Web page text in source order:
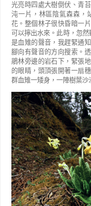
光亮時四處大樹倒伏、青
沌一片，林區陰氣森森，
花。整個林子很快昏暗一
可以擰出水來。此時，忽
是血雉的聲音，我趕緊通
腳向有聲音的方向搜索。
鵑林旁邊的岩石下，緊張
的眼睛，頭頂張開著一扇
群血雉一矮身，一陣樹葉沙